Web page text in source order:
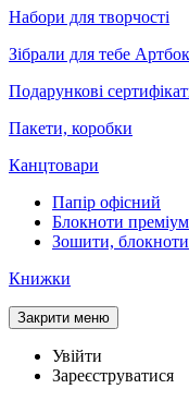
Набори для творчості
Зібрали для тебе
Подарункові
Пакети, коробки
Канцтовари
Папір офісний
Блокноти преміум
Зошити, блокноти
Книжки
Закрити меню
Увійти
Зареєструватися